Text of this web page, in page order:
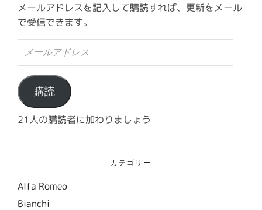
メールアドレスを記入して購読すれば、更新をメール
で受信できます。
ル
ア
ド
レ
ス
購読
21人の購読者に加わりましょう
カテゴリー
Alfa Romeo
Bianchi